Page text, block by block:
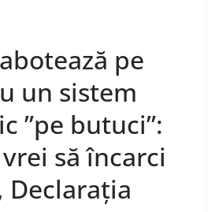
pe
un sistem
”pe butuci”:
să încarci